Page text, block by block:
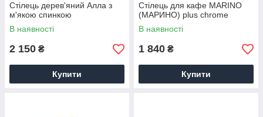
Стілець дерев'яний Алла з
м'якою спинкою
В наявності
2 150 ₴
Купити
Стілець для кафе MARINO
(МАРИНО) plus chrome
В наявності
1 840 ₴
Купити